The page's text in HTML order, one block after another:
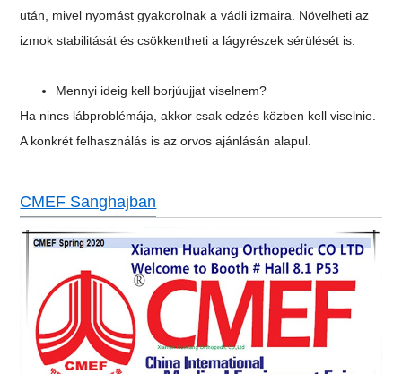
után, mivel nyomást gyakorolnak a vádli izmaira. Növelheti az
izmok stabilitását és csökkentheti a lágyrészek sérülését is.
Mennyi ideig kell borjúujjat viselnem?
Ha nincs lábproblémája, akkor csak edzés közben kell viselnie.
A konkrét felhasználás is az orvos ajánlásán alapul.
CMEF Sanghajban